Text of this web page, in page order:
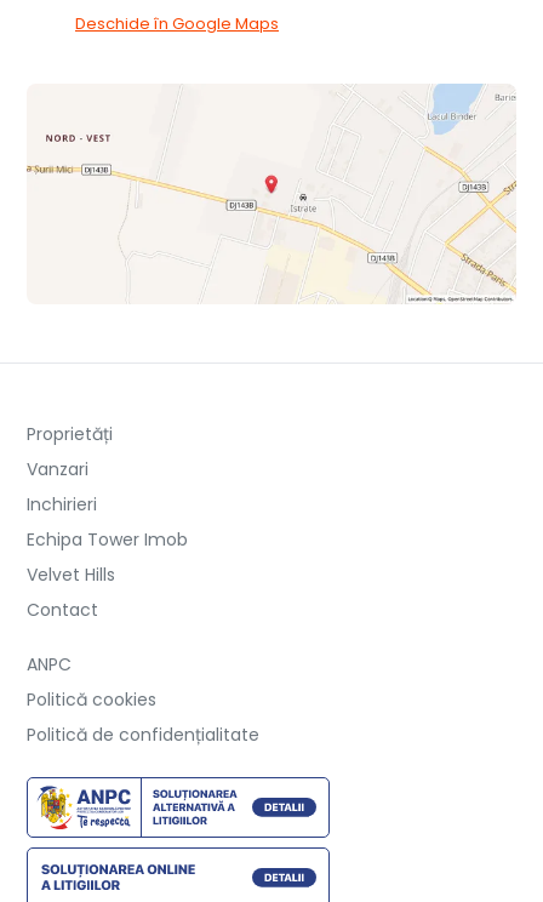
Deschide în Google Maps
Proprietăți
Vanzari
Inchirieri
Echipa Tower Imob
Velvet Hills
Contact
ANPC
Politică cookies
Politică de confidențialitate